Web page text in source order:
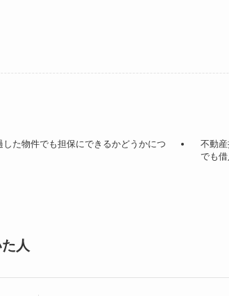
た物件でも担保にできるかどうかにつ
不動
でも
人